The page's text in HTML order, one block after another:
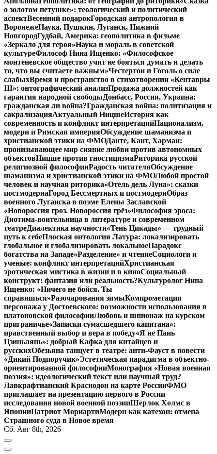
о золотом петушке»: теологический и политический
аспектВесенний подарокГородская антропология в
ВоронежеНаука, Пушкин, Луганск, Нижний
НовгородГудбай, Америка: геополитика в фильме
«Зеркало для героя»Наука и мораль в советской
культуреФилософ Нина Ищенко: «Философское
монтеневское общество учит не бояться думать и делать
то, что вы считаете важным»Честертон и Гоголь о силе
слабыхВремя и пространство в стихотворении «Кентавры
III»: онтографический анализПродажа должностей как
гарантия народной свободыДонбасс, Россия, Украина:
гражданская ли война?Гражданская война: политизация и
сакрализацияАктуальный НицшеИстория как
современность и конфликт интерпретацийНационализм,
модерн и Римская империяОбсуждение шаманизма и
христианской этики на ФМОДанте, Кант, Харман:
пронизывающее мир сияние любви против автономных
объектовНицше против гностицизмаРиторика русской
религиозной философииРадость читателяОбсуждение
шаманизма и христианской этики на ФМОЛюбой простой
человек и научная риторика«Отель дель Луна»: сказки
постмодернаГород Бессмертных и постмодернОбраз
военного Луганска в поэме Елены Заславской
«Новороссия гроз. Новороссия грёз»Философия эроса:
Диотима-воительница в литературе и современном
театреДиалектика научности«Тень Цикады» — трудный
путь к себеПлоская онтология Латура: локализировать
глобальное и глобализировать локальноеПарадокс
богатства на Западе«Разделение» и чтениеСоциологи и
ученые: конфликт интерпретацийХристианская
эротическая мистика в жизни и в киноСоциальный
конструкт: фантазия или реальность?Культуролог Нина
Ищенко: «Ничего не бойся. Ты
справишься»Разочарования зимыКомпрометация
персонажа у Достоевского: возможности использования в
платоновской философииЛюбовь и шпионаж на курском
приграничье«Записки сумасшедшего капитана»:
нравственный выбор и вера в победу«Я не Пань
Цзиньлянь»: добрый Кафка для китайцев и
русскихОбезьяна танцует в театре: анти-Фауст в повести
«Дикий Подпоручик»Эстетическая парадигма в объектно-
ориентированной философииМонография «Новая военная
поэзия»: идеологический текст или научный труд?
Лавкрафтианский Краснодон на карте РоссииФМО
приглашает на презентацию первого в России
исследования новой военной поэзииШерлок Холмс в
ЯпонииПатриот МориартиМодерн как катехон: отмена
Страшного суда в Новое время
Сб. Авг 8th, 2026